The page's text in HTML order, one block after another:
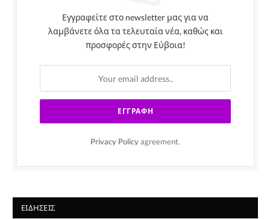
Εγγραφείτε στο newsletter μας για να
λαμβάνετε όλα τα τελευταία νέα, καθώς και
προσφορές στην Εύβοια!
Privacy Policy agreement.
ΕΙΔΉΣΕΙΣ